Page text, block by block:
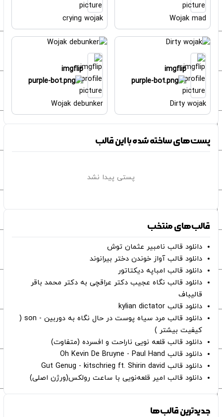
Wojak mad
crying wojak
imgflip
Dirty wojak
imgflip
Wojak debunker
پست‌های ساخته شده با این قالب
پستی پیدا نشد
قالب‌های منتخب
دانلود قالب نامبیر عثمان ‌توش
دانلود قالب آواز خوندن دختر بیرانوند
دانلود قالب امباپه دیکتاتور
دانلود قالب نگاه عجیب دکتر عراقچی به دکتر محمد باقر
قالیباف
دانلود قالب kylian dictator
دانلود قالب مرد سیاه پوست در حال نگاه به دوربین - son (
کیفیت بیشتر )
دانلود قالب قلعه نویی ناراحت و افسرده (متفاوت)
دانلود قالب Oh Kevin De Bruyne - Paul Hand
دانلود قالب Gut Genug - kitschrieg ft. Shirin david
دانلود قالب امیر قلعه‌نویی با ساعت رولکس(ورژن اصلی)
جدیدترین قالب‌ها